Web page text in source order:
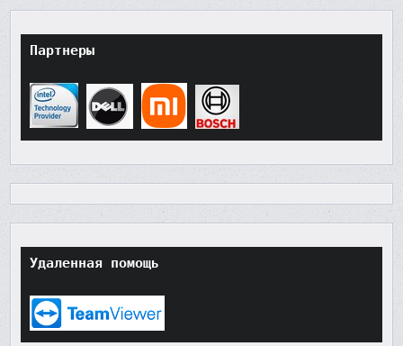
Партнеры
Удаленная помощь